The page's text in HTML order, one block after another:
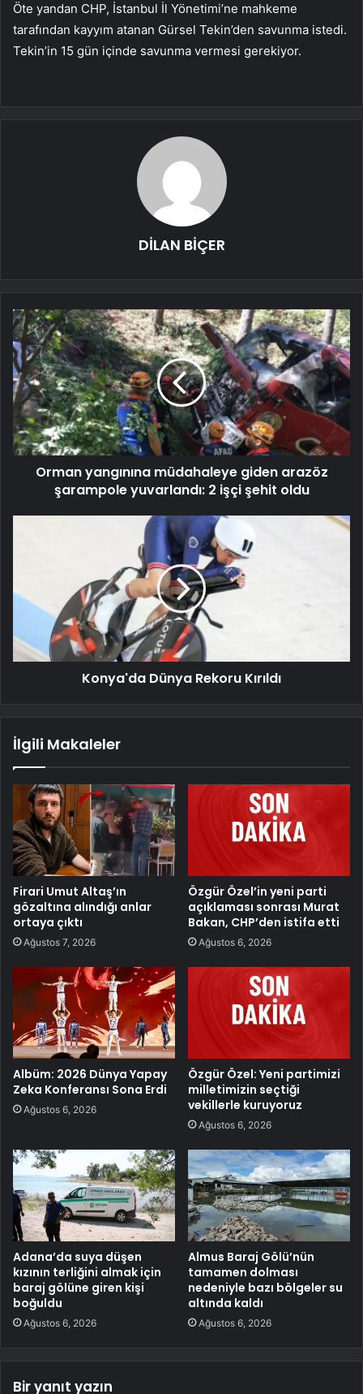
Öte yandan CHP, İstanbul İl Yönetimi’ne mahkeme
tarafından kayyım atanan Gürsel Tekin’den savunma istedi.
Tekin’in 15 gün içinde savunma vermesi gerekiyor.
DİLAN BİÇER
Orman yangınına müdahaleye giden arazöz
şarampole yuvarlandı: 2 işçi şehit oldu
Konya'da Dünya Rekoru Kırıldı
İlgili Makaleler
Firari Umut Altaş’ın
gözaltına alındığı anlar
ortaya çıktı
Ağustos 7, 2026
Özgür Özel’in yeni parti
açıklaması sonrası Murat
Bakan, CHP’den istifa etti
Ağustos 6, 2026
Albüm: 2026 Dünya Yapay
Zeka Konferansı Sona Erdi
Ağustos 6, 2026
Özgür Özel: Yeni partimizi
milletimizin seçtiği
vekillerle kuruyoruz
Ağustos 6, 2026
Adana’da suya düşen
kızının terliğini almak için
baraj gölüne giren kişi
boğuldu
Ağustos 6, 2026
Almus Baraj Gölü’nün
tamamen dolması
nedeniyle bazı bölgeler su
altında kaldı
Ağustos 6, 2026
Bir yanıt yazın